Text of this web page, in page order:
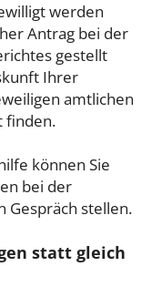
werden
Antrag bei der
gestellt
Ihrer
amtlichen
finden.
können Sie
bei der
Gespräch stellen.
statt gleich